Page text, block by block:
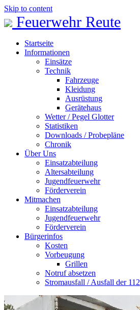
Skip to content
Feuerwehr Reute
Startseite
Informationen
Einsätze
Technik
Fahrzeuge
Kleidung
Ausrüstung
Gerätehaus
Wetter / Pegel Glotter
Statistiken
Downloads / Probepläne
Chronik
Über Uns
Einsatzabteilung
Altersabteilung
Jugendfeuerwehr
Förderverein
Mitmachen
Einsatzabteilung
Jugendfeuerwehr
Förderverein
Bürgerinfos
Kosten
Vorbeugung
Grillen
Notruf absetzen
Stromausfall / Ausfall der 112